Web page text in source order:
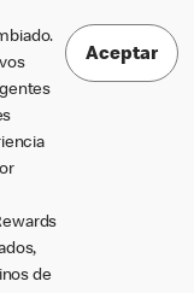
de
Aceptar